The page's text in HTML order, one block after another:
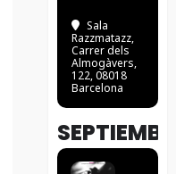
Sala
Razzmatazz,
Carrer dels
Almogàvers,
122, 08018
Barcelona